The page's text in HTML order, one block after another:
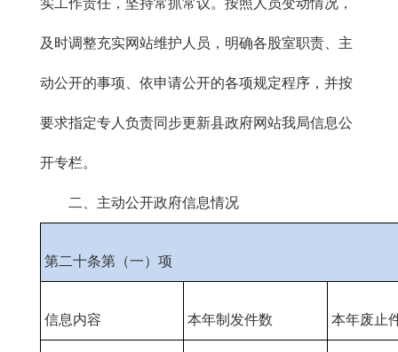
及时调整充实网站维护人员，明确各股室职责、主
动公开的事项、依申请公开的各项规定程序，并按
要求指定专人负责同步更新县政府网站我局信息公
开专栏。
二、主动公开政府信息情况
第二十条第（一）项
信息内容 本年制发件数 本年废止